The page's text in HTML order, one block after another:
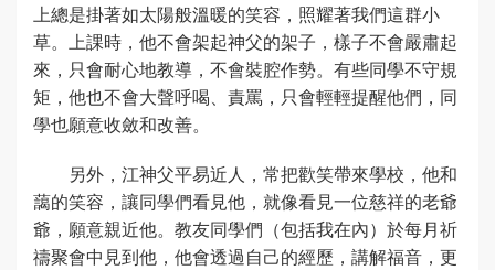
上總是掛著如太陽般溫暖的笑容，照耀著我們這群小
草。上課時，他不會架起神父的架子，樣子不會嚴肅起
來，只會耐心地教導，不會裝腔作勢。有些同學不守規
矩，他也不會大聲呼喝、責罵，只會輕輕提醒他們，同
學也願意收斂和改善。
另外，江神父平易近人，常把歡笑帶來學校，他和
藹的笑容，讓同學們看見他，就像看見一位慈祥的老爺
爺，願意親近他。教友同學們（包括我在內）於每月祈
禱聚會中見到他，他會透過自己的經歷，講解福音，更